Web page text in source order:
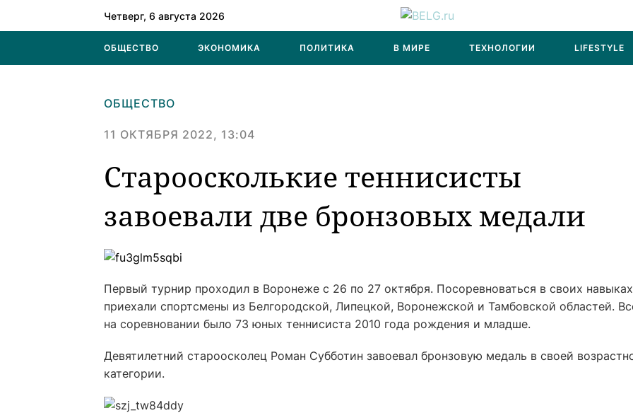
Четверг, 6 августа 2026
ОБЩЕСТВО ЭКОНОМИКА ПОЛИТИКА В МИРЕ ТЕХНОЛОГИИ LIFESTYLE
ОБЩЕСТВО
11 ОКТЯБРЯ 2022, 13:04
Староосколькие теннисисты
завоевали две бронзовых медали
Первый турнир проходил в Воронеже с 26 по 27 октября. Посоревноваться в своих навыках
приехали спортсмены из Белгородской, Липецкой, Воронежской и Тамбовской областей.
на соревновании было 73 юных теннисиста 2010 года рождения и младше.
Девятилетний староосколец Роман Субботин завоевал бронзовую медаль в своей
категории.